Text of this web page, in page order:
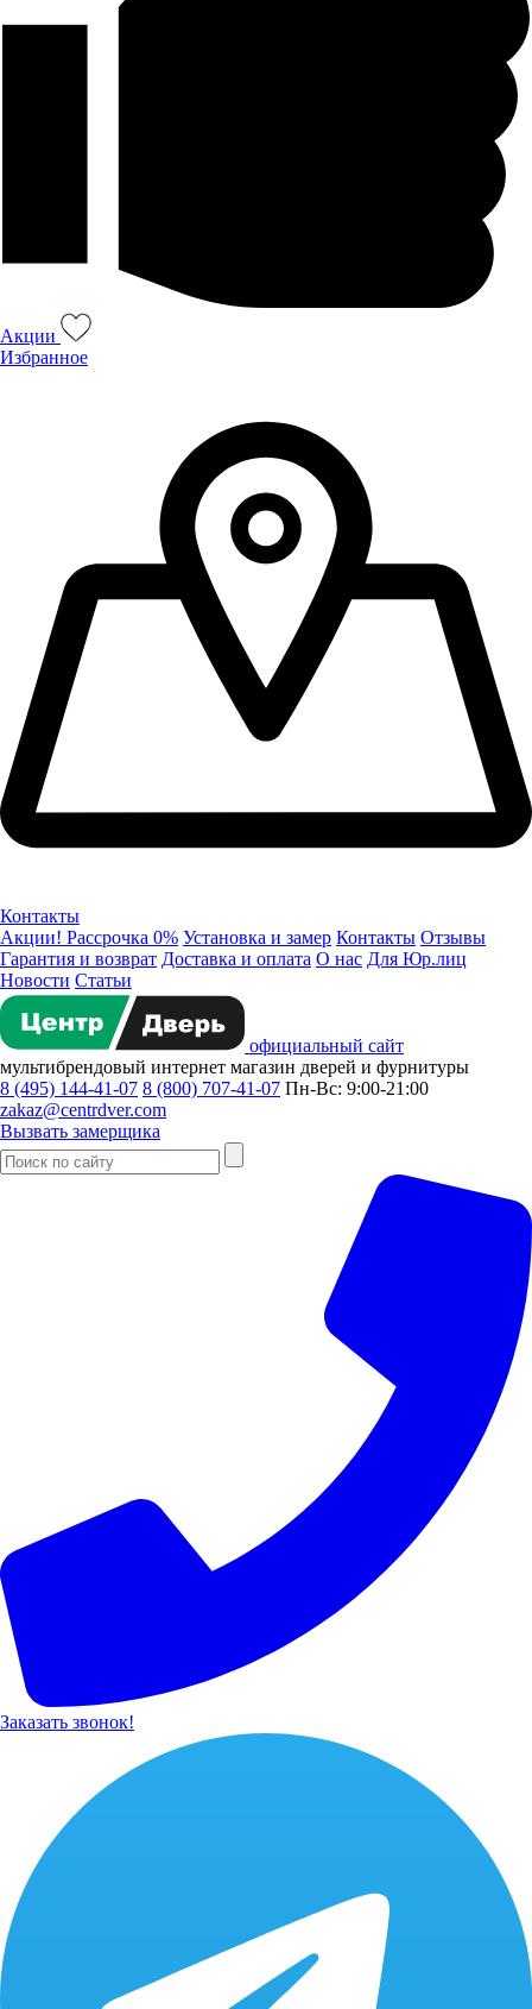
Акции
Избранное
Контакты
Акции! Рассрочка 0% Установка и замер Контакты Отзывы
Гарантия и возврат Доставка и оплата О нас Для Юр.лиц
Новости Статьи
официальный сайт
мультибрендовый интернет магазин дверей и фурнитуры
8 (495) 144-41-07 8 (800) 707-41-07 Пн-Вс: 9:00-21:00
zakaz@centrdver.com
Вызвать замерщика
Заказать звонок!